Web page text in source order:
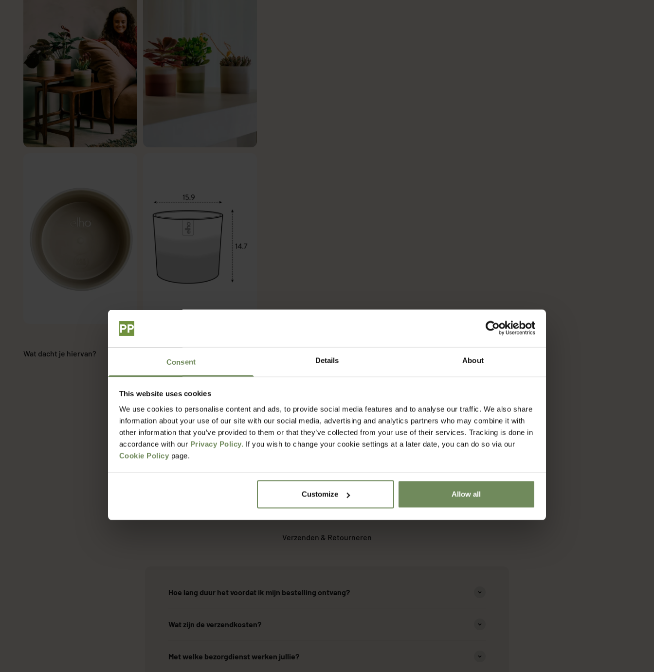
Consent Details About
This website uses cookies
We use cookies to personalise content and ads, to provide social media features and to analyse our traffic. We also share
information about your use of our site with our social media, advertising and analytics partners who may combine it with
other information that you’ve provided to them or that they’ve collected from your use of their services. Tracking is done in
accordance with our Privacy Policy. If you wish to change your cookie settings at a later date, you can do so via our
Cookie Policy page.
Customize Allow all
Wat dacht je hiervan?
Verzenden & Retourneren
Hoe lang duur het voordat ik mijn bestelling ontvang?
Wat zijn de verzendkosten?
Met welke bezorgdienst werken jullie?